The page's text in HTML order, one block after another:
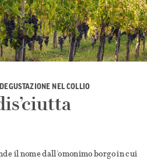
NEL COLLIO
il nome dall’omonimo borgo in cui